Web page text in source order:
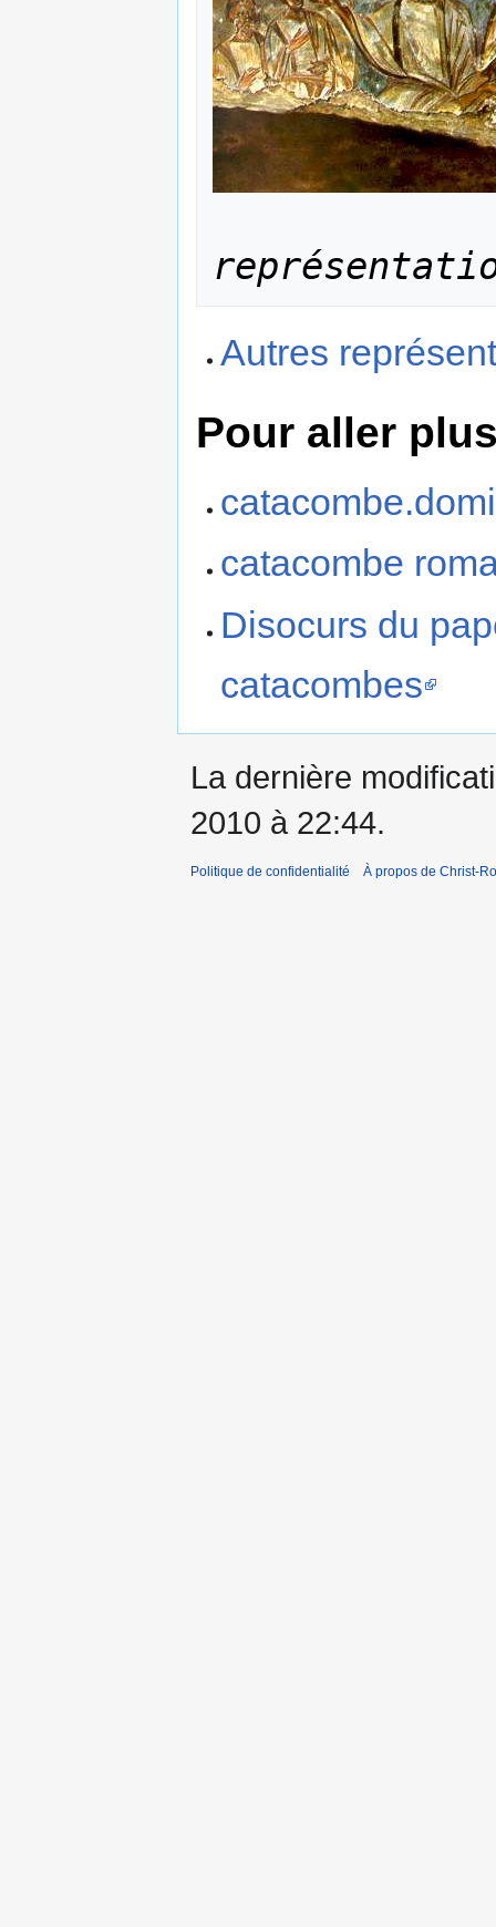
Autres
Pour aller
catacombe
Disocurs du
catacombes
La dernière
2010 à 22:44.
Politique de confidentialité À propos de Christ-